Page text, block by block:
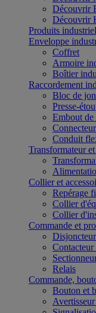
Découvrir
Découvrir
Produits
Enveloppe
Coffret
Armoire
Boîtier
Raccordement
Bloc de
Presse-
Embout de
Connecteur
Conduit
Transformateur
Collier et
Repérage
Collier
Collier
Commande et
Contacteur
Relais
Commande,
Bouton et